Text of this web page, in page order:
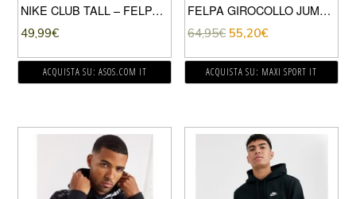
NIKE CLUB TALL – FELPA SENAPE CON CAPPUCCIO-GIALLO
49,99€
ACQUISTA SU: ASOS.COM IT
FELPA GIROCOLLO JUMPMAN CLASSIC
64,95€ 55,20€
ACQUISTA SU: MAXI SPORT IT